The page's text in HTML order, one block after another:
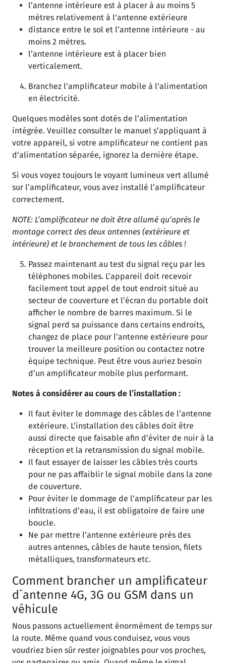
l’antenne intérieure est à placer à au moins 5
mètres relativement à l'antenne extérieure
distance entre le sol et l’antenne intérieure - au
moins 2 mètres.
l’antenne intérieure est à placer bien
verticalement.
Branchez l'amplificateur mobile à l'alimentation
en électricité.
Quelques modèles sont dotés de l’alimentation
intégrée. Veuillez consulter le manuel s’appliquant à
votre appareil, si votre amplificateur ne contient pas
d'alimentation séparée, ignorez la dernière étape.
Si vous voyez toujours le voyant lumineux vert allumé
sur l’amplificateur, vous avez installé l’amplificateur
correctement.
NOTE: L’amplificateur ne doit être allumé qu’après le
montage correct des deux antennes (extérieure et
intérieure) et le branchement de tous les câbles !
Passez maintenant au test du signal reçu par les
téléphones mobiles. L’appareil doit recevoir
facilement tout appel de tout endroit situé au
secteur de couverture et l’écran du portable doit
afficher le nombre de barres maximum. Si le
signal perd sa puissance dans certains endroits,
changez de place pour l’antenne extérieure pour
trouver la meilleure position ou contactez notre
équipe technique. Peut être vous auriez besoin
d’un amplificateur mobile plus performant.
Notes à considérer au cours de l’installation :
Il faut éviter le dommage des câbles de l’antenne
extérieure. L’installation des câbles doit être
aussi directe que faisable afin d’éviter de nuir à la
réception et la retransmission du signal mobile.
Il faut essayer de laisser les câbles très courts
pour ne pas affaiblir le signal mobile dans la zone
de couverture.
Pour éviter le dommage de l’amplificateur par les
infiltrations d’eau, il est obligatoire de faire une
boucle.
Ne par mettre l’antenne extérieure près des
autres antennes, câbles de haute tension, filets
métalliques, transformateurs etc.
Comment brancher un amplificateur
d`antenne 4G, 3G ou GSM dans un
véhicule
Nous passons actuellement énormément de temps sur
la route. Même quand vous conduisez, vous vous
voudriez bien sûr rester joignables pour vos proches,